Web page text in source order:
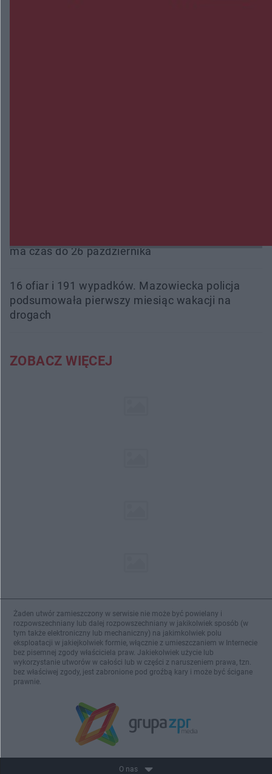
ma czas do 26 października
16 ofiar i 191 wypadków. Mazowiecka policja
podsumowała pierwszy miesiąc wakacji na
drogach
ZOBACZ WIĘCEJ
Żaden utwór zamieszczony w serwisie nie może być powielany i
rozpowszechniany lub dalej rozpowszechniany w jakikolwiek sposób (w
tym także elektroniczny lub mechaniczny) na jakimkolwiek polu
eksploatacji w jakiejkolwiek formie, włącznie z umieszczaniem w Internecie
bez pisemnej zgody właściciela praw. Jakiekolwiek użycie lub
wykorzystanie utworów w całości lub w części z naruszeniem prawa, tzn.
bez właściwej zgody, jest zabronione pod groźbą kary i może być ścigane
prawnie.
O nas